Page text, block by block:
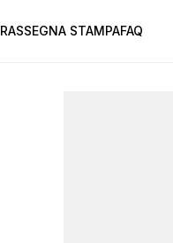
RASSEGNA STAMPAFAQ